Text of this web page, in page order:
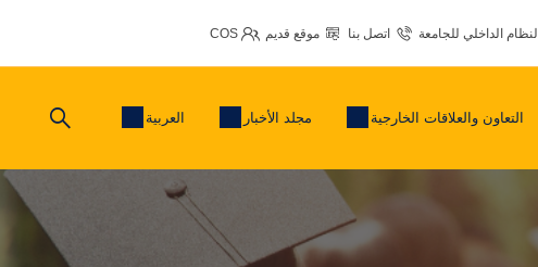
النظام الداخلي للجامعة اتصل بنا موقع قديم COS
التعاون والعلاقات الخارجية مجلد الأخبار العربية